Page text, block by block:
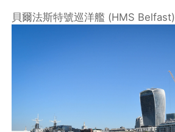
貝爾法斯特號巡洋艦 (HMS Belfast)